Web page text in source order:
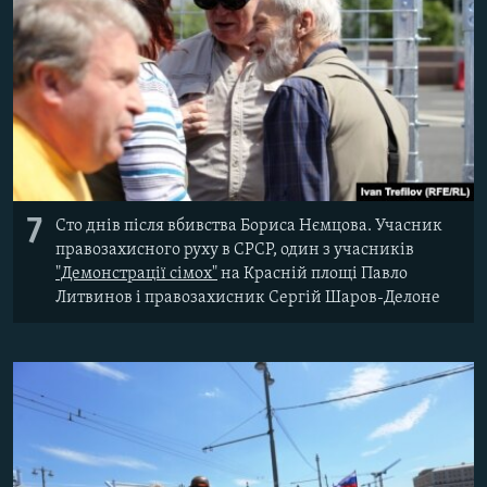
7
Сто днів після вбивства Бориса Нємцова. Учасник
правозахисного руху в СРСР, один з учасників
"Демонстрації сімох"на Красній площі Павло
Литвинов і правозахисник Сергій Шаров-Делоне